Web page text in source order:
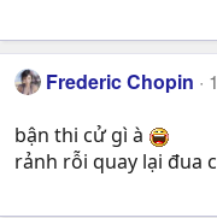
Frederic Chopin
bận thi cử gì à
rảnh rỗi quay lại đua